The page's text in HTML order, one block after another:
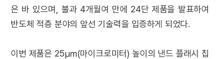
은 바 있으며, 불과 4개월여 만에 24단 제품을 발표하여
반도체 적층 분야의 앞선 기술력을 입증하게 되었다.
이번 제품은 25㎛(마이크로미터) 높이의 낸드 플래시 칩